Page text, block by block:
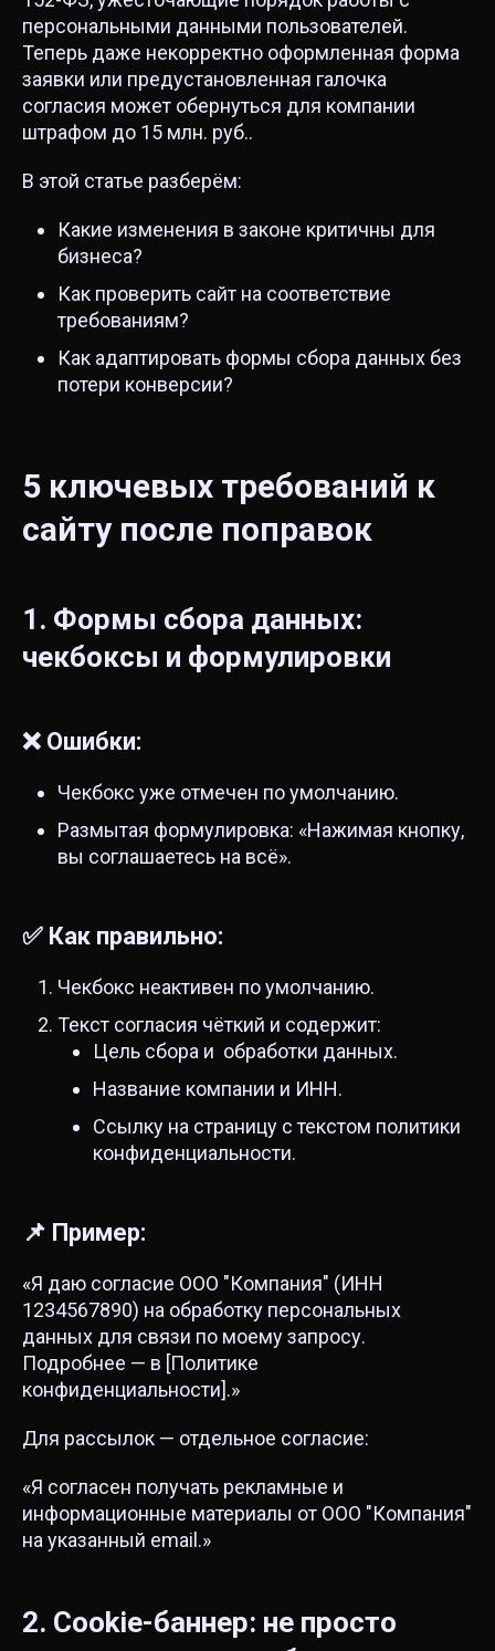
персональными данными пользователей.
Теперь даже некорректно оформленная форма
заявки или предустановленная галочка
согласия может обернуться для компании
штрафом до 15 млн. руб..
В этой статье разберём:
Какие изменения в законе критичны для
бизнеса?
Как проверить сайт на соответствие
требованиям?
Как адаптировать формы сбора данных без
потери конверсии?
5 ключевых требований к
сайту после поправок
1. Формы сбора данных:
чекбоксы и формулировки
❌ Ошибки:
Чекбокс уже отмечен по умолчанию.
Размытая формулировка: «Нажимая кнопку,
вы соглашаетесь на всё».
✅ Как правильно:
Чекбокс неактивен по умолчанию.
Текст согласия чёткий и содержит:
Цель сбора и обработки данных.
Название компании и ИНН.
Ссылку на страницу с текстом политики
конфиденциальности.
📌 Пример:
«Я даю согласие ООО "Компания" (ИНН
1234567890) на обработку персональных
данных для связи по моему запросу.
Подробнее — в [Политике
конфиденциальности].»
Для рассылок — отдельное согласие:
«Я согласен получать рекламные и
информационные материалы от ООО "Компания"
на указанный email.»
2. Cookie-баннер: не просто